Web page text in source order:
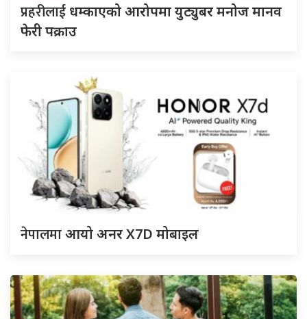
प्रहरीलाई धम्काएको आरोपमा युट्युबर मनोज मानव
फेरी पक्राउ
नेपालमाआयो अनर X7D मोबाइल